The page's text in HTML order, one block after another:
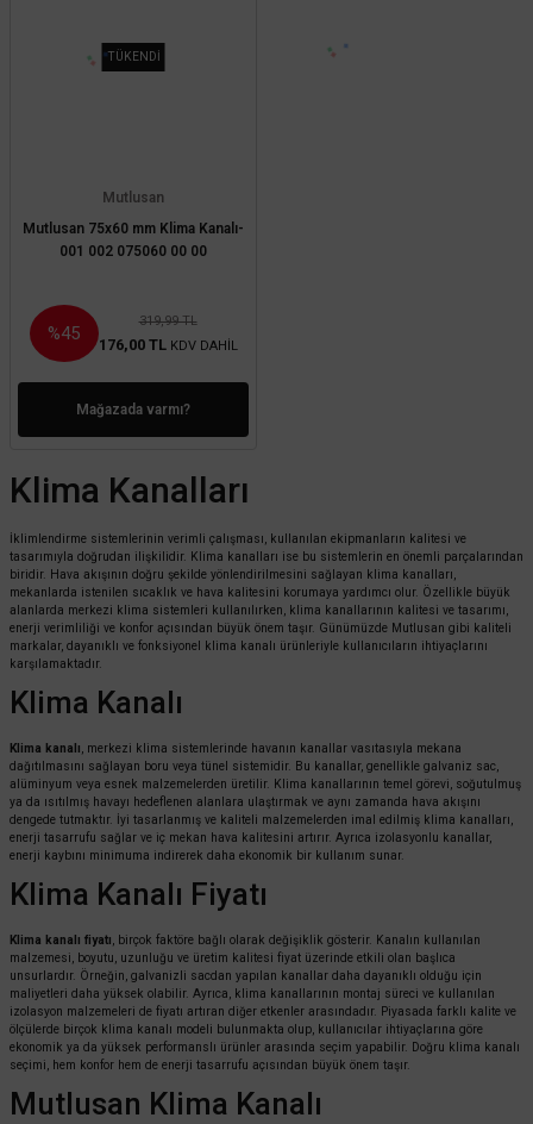
TÜKENDİ
Mutlusan
Mutlusan 75x60 mm Klima Kanalı-
001 002 075060 00 00
%45
319,99 TL
176,00 TL KDV DAHİL
Mağazada varmı?
Klima Kanalları
İklimlendirme sistemlerinin verimli çalışması, kullanılan ekipmanların kalitesi ve
tasarımıyla doğrudan ilişkilidir. Klima kanalları ise bu sistemlerin en önemli parçalarından
biridir. Hava akışının doğru şekilde yönlendirilmesini sağlayan klima kanalları,
mekanlarda istenilen sıcaklık ve hava kalitesini korumaya yardımcı olur. Özellikle büyük
alanlarda merkezi klima sistemleri kullanılırken, klima kanallarının kalitesi ve tasarımı,
enerji verimliliği ve konfor açısından büyük önem taşır. Günümüzde Mutlusan gibi kaliteli
markalar, dayanıklı ve fonksiyonel klima kanalı ürünleriyle kullanıcıların ihtiyaçlarını
karşılamaktadır.
Klima Kanalı
Klima kanalı, merkezi klima sistemlerinde havanın kanallar vasıtasıyla mekana
dağıtılmasını sağlayan boru veya tünel sistemidir. Bu kanallar, genellikle galvaniz sac,
alüminyum veya esnek malzemelerden üretilir. Klima kanallarının temel görevi, soğutulmuş
ya da ısıtılmış havayı hedeflenen alanlara ulaştırmak ve aynı zamanda hava akışını
dengede tutmaktır. İyi tasarlanmış ve kaliteli malzemelerden imal edilmiş klima kanalları,
enerji tasarrufu sağlar ve iç mekan hava kalitesini artırır. Ayrıca izolasyonlu kanallar,
enerji kaybını minimuma indirerek daha ekonomik bir kullanım sunar.
Klima Kanalı Fiyatı
Klima kanalı fiyatı, birçok faktöre bağlı olarak değişiklik gösterir. Kanalın kullanılan
malzemesi, boyutu, uzunluğu ve üretim kalitesi fiyat üzerinde etkili olan başlıca
unsurlardır. Örneğin, galvanizli sacdan yapılan kanallar daha dayanıklı olduğu için
maliyetleri daha yüksek olabilir. Ayrıca, klima kanallarının montaj süreci ve kullanılan
izolasyon malzemeleri de fiyatı artıran diğer etkenler arasındadır. Piyasada farklı kalite ve
ölçülerde birçok klima kanalı modeli bulunmakta olup, kullanıcılar ihtiyaçlarına göre
ekonomik ya da yüksek performanslı ürünler arasında seçim yapabilir. Doğru klima kanalı
seçimi, hem konfor hem de enerji tasarrufu açısından büyük önem taşır.
Mutlusan Klima Kanalı